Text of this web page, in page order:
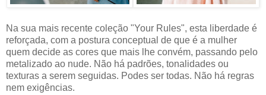
Na sua mais recente coleção "Your Rules", esta liberdade é
reforçada, com a postura conceptual de que é a mulher
quem decide as cores que mais lhe convém, passando pelo
metalizado ao nude. Não há padrões, tonalidades ou
texturas a serem seguidas. Podes ser todas. Não há regras
nem exigências.